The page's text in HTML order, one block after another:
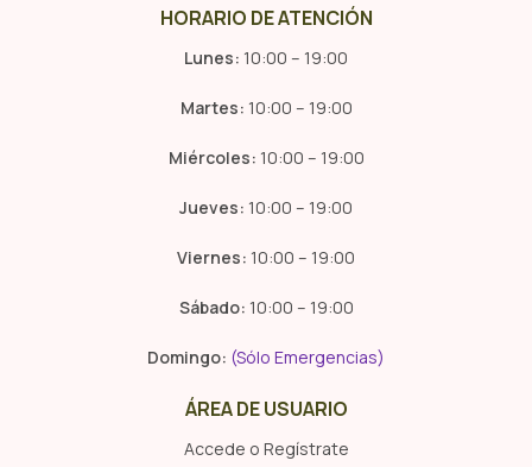
HORARIO DE ATENCIÓN
Lunes: 10:00 – 19:00
Martes: 10:00 – 19:00
Miércoles: 10:00 – 19:00
Jueves: 10:00 – 19:00
Viernes: 10:00 – 19:00
Sábado: 10:00 – 19:00
Domingo: (Sólo Emergencias)
ÁREA DE USUARIO
Accede o Regístrate